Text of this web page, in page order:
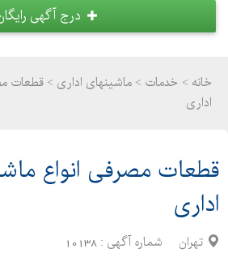
درج آگهی
خانه > خدمات > ماشینهای اداری > قطعات
اداری
قطعات مصرفی انواع
اداری
تهران شماره آگهی : 10138